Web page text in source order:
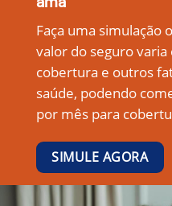
Faça uma simulação
valor do seguro varia
cobertura e outros
saúde, podendo
por mês para
SIMULE AGORA